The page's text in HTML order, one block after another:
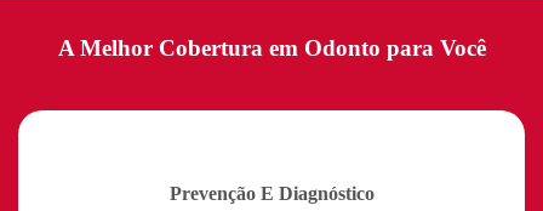
A Melhor Cobertura em Odonto para Você
Prevenção E Diagnóstico